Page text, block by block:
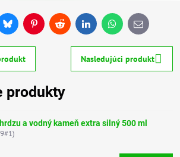
BlueskyPinterestReddit LinkedInWhatsApp
E-
mail
Nasledujúci produkt
produkty
a vodný kameň extra silný 500 ml